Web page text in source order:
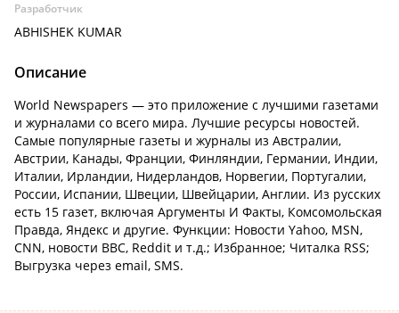
Разработчик
ABHISHEK KUMAR
Описание
World Newspapers — это приложение с лучшими газетами
и журналами со всего мира. Лучшие ресурсы новостей.
Самые популярные газеты и журналы из Австралии,
Австрии, Канады, Франции, Финляндии, Германии, Индии,
Италии, Ирландии, Нидерландов, Норвегии, Португалии,
России, Испании, Швеции, Швейцарии, Англии. Из русских
есть 15 газет, включая Аргументы И Факты, Комсомольская
Правда, Яндекс и другие. Функции: Новости Yahoo, MSN,
CNN, новости BBC, Reddit и т.д.; Избранное; Читалка RSS;
Выгрузка через email, SMS.